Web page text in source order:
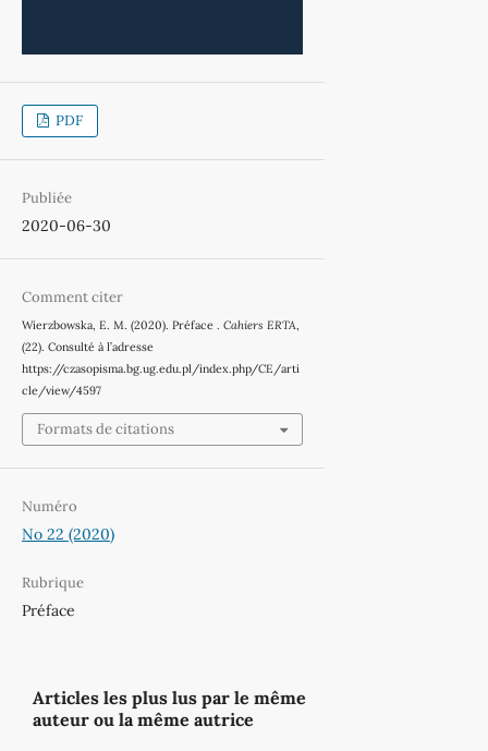
PDF
Publiée
2020-06-30
Comment citer
Wierzbowska, E. M. (2020). Préface . Cahiers ERTA,
(22). Consulté à l’adresse
https://czasopisma.bg.ug.edu.pl/index.php/CE/arti
cle/view/4597
Formats de citations
Numéro
No 22 (2020)
Rubrique
Préface
Articles les plus lus par le même
auteur ou la même autrice